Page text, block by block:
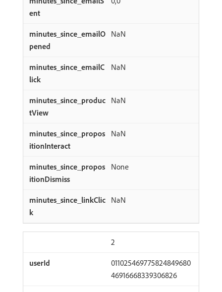
NaN
NaN
NaN
NaN
None
NaN
2
011025469775824849680
46916668339306826